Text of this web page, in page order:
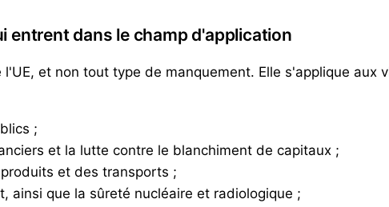
entrent dans le champ d'application
et non tout type de manquement. Elle s'applique aux
;
et la lutte contre le blanchiment de capitaux ;
et des transports ;
ainsi que la sûreté nucléaire et radiologique ;